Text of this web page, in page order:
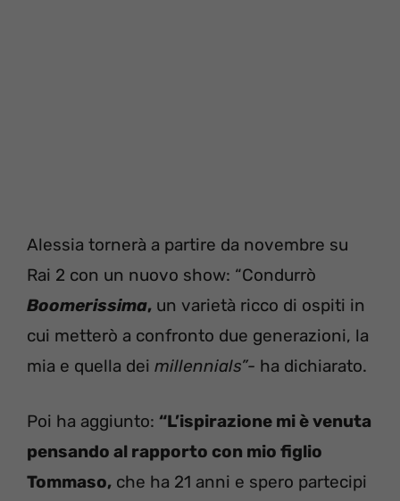
Alessia tornerà a partire da novembre su
Rai 2 con un nuovo show: “Condurrò
Boomerissima, un varietà ricco di ospiti in
cui metterò a confronto due generazioni, la
mia e quella dei millennials”- ha dichiarato.
Poi ha aggiunto: “L’ispirazione mi è venuta
pensando al rapporto con mio figlio
Tommaso, che ha 21 anni e spero partecipi